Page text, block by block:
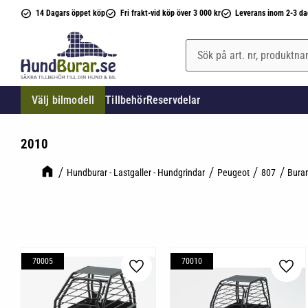
14 Dagars öppet köp Fri frakt-vid köp över 3 000 kr Leverans inom 2-3
Välj bilmodell TillbehörReservdelar
2010
Hundburar - Lastgaller - Hundgrindar Peugeot 807 Burar
70005
Lägg till i favoriter
70010